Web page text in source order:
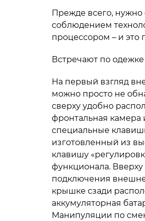
Прежде всего, нужно
соблюдением
процессором – и это
Встречают по одежке
На первый взгляд
можно просто не
сверху удобно
фронтальная
специальные
изготовленный из
клавишу
функционала.
подключения
крышке сзади
аккумуляторная
Манипуляции по